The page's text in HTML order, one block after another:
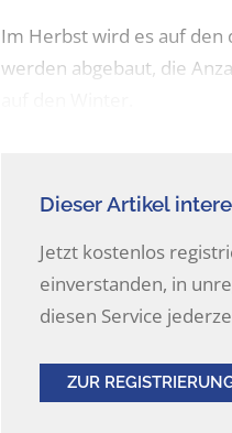
Im Herbst wird es auf den
werden abgebaut, die
Dieser Artikel
Jetzt kostenlos
einverstanden, in
diesen Service
ZUR